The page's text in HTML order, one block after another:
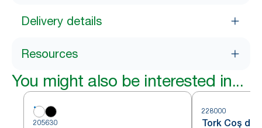
Delivery details
Resources
You might also be interested in...
205630
228000
Tork Coș de